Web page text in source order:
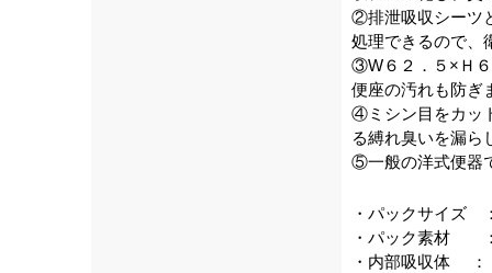
②排泄吸収シーツ
処理できるので、
③W６２．５×Ｈ
便座の汚れも防ぎ
④ミシン目をカッ
る縛れ臭いを漏ら
⑤一般の洋式便器
・パックサイズ
・パック素材
・内部吸収体 ：